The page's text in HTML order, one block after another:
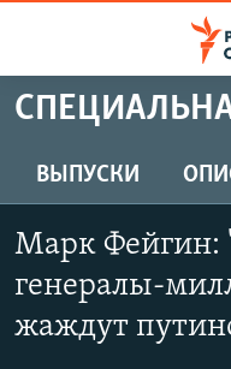
упрощенного
Вернуться
к
основному
содержанию
Вернутся
ПРОГРАММЫ
ПОДКАСТЫ
ЦИТАТЫ СВОБОДЫ
МНЕНИЯ
КУЛЬТУРА
ВЫПУСКИ
Марк Фейгин:
генералы-
жаждут